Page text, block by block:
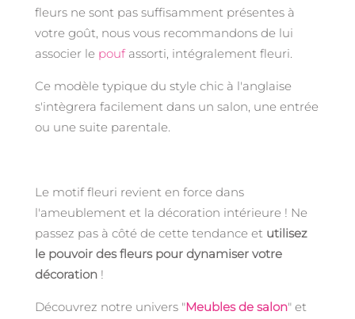
fleurs ne sont pas suffisamment présentes à
votre goût, nous vous recommandons de lui
associer le poufassorti, intégralement fleuri.
Ce modèle typique du style chic à l'anglaise
s'intègrera facilement dans un salon, une entrée
ou une suite parentale.
Le motif fleuri revient en force dans
l'ameublement et la décoration intérieure ! Ne
passez pas à côté de cette tendance et utilisez
le pouvoir des fleurs pour dynamiser votre
décoration !
Découvrez notre univers "Meubles de salon" et